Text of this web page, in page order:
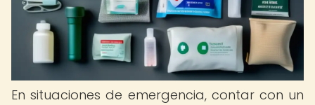
En situaciones de emergencia, contar con un